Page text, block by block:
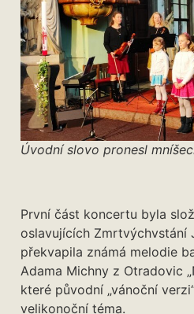
Úvodní slovo pronesl
První část koncertu byla
oslavujících Zmrtvýchvstání
překvapila známá melodie
Adama Michny z Otradovic
které původní „vánoční
velikonoční téma.